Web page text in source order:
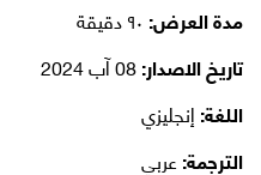
مدة العرض:
تاريخ الاصدار:
اللغة:إنجليزي
الترجمة:عربي